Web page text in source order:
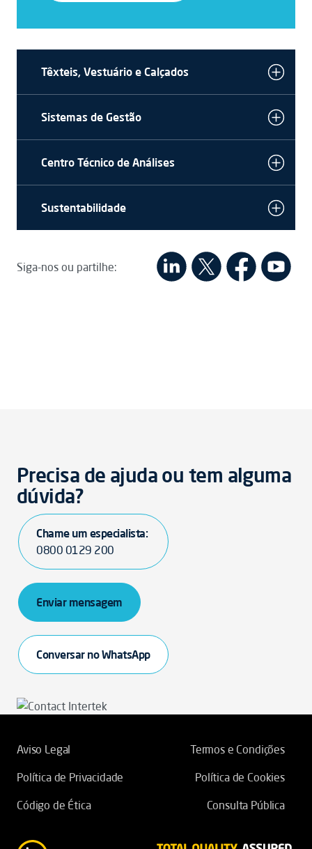
Têxteis, Vestuário e Calçados
Sistemas de Gestão
Centro Técnico de Análises
Sustentabilidade
Siga-nos ou partilhe:
Precisa de ajuda ou tem alguma
dúvida?
Chame um especialista:
0800 0129 200
Enviar mensagem
Conversar no WhatsApp
Aviso Legal
Termos e Condições
Política de Privacidade
Política de Cookies
Código de Ética
Consulta Pública